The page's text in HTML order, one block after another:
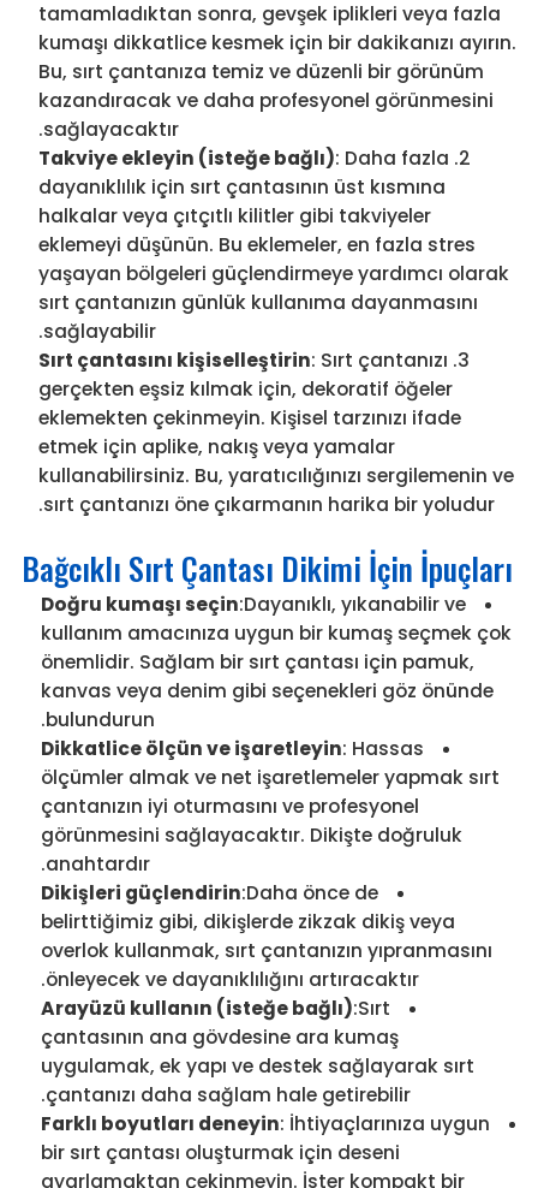
tamamladıktan sonra, gevşek iplikleri veya fazla
kumaşı dikkatlice kesmek için bir dakikanızı ayırın.
Bu, sırt çantanıza temiz ve düzenli bir görünüm
kazandıracak ve daha profesyonel görünmesini
sağlayacaktır.
Takviye ekleyin (isteğe bağlı): Daha fazla
dayanıklılık için sırt çantasının üst kısmına
halkalar veya çıtçıtlı kilitler gibi takviyeler
eklemeyi düşünün. Bu eklemeler, en fazla stres
yaşayan bölgeleri güçlendirmeye yardımcı olarak
sırt çantanızın günlük kullanıma dayanmasını
sağlayabilir.
Sırt çantasını kişiselleştirin: Sırt çantanızı
gerçekten eşsiz kılmak için, dekoratif öğeler
eklemekten çekinmeyin. Kişisel tarzınızı ifade
etmek için aplike, nakış veya yamalar
kullanabilirsiniz. Bu, yaratıcılığınızı sergilemenin ve
sırt çantanızı öne çıkarmanın harika bir yoludur.
Bağcıklı Sırt Çantası Dikimi İçin İpuçları
Doğru kumaşı seçin:Dayanıklı, yıkanabilir ve
kullanım amacınıza uygun bir kumaş seçmek çok
önemlidir. Sağlam bir sırt çantası için pamuk,
kanvas veya denim gibi seçenekleri göz önünde
bulundurun.
Dikkatlice ölçün ve işaretleyin: Hassas
ölçümler almak ve net işaretlemeler yapmak sırt
çantanızın iyi oturmasını ve profesyonel
görünmesini sağlayacaktır. Dikişte doğruluk
anahtardır.
Dikişleri güçlendirin:Daha önce de
belirttiğimiz gibi, dikişlerde zikzak dikiş veya
overlok kullanmak, sırt çantanızın yıpranmasını
önleyecek ve dayanıklılığını artıracaktır.
Arayüzü kullanın (isteğe bağlı):Sırt
çantasının ana gövdesine ara kumaş
uygulamak, ek yapı ve destek sağlayarak sırt
çantanızı daha sağlam hale getirebilir.
Farklı boyutları deneyin: İhtiyaçlarınıza uygun
bir sırt çantası oluşturmak için deseni
ayarlamaktan çekinmeyin. İster kompakt bir